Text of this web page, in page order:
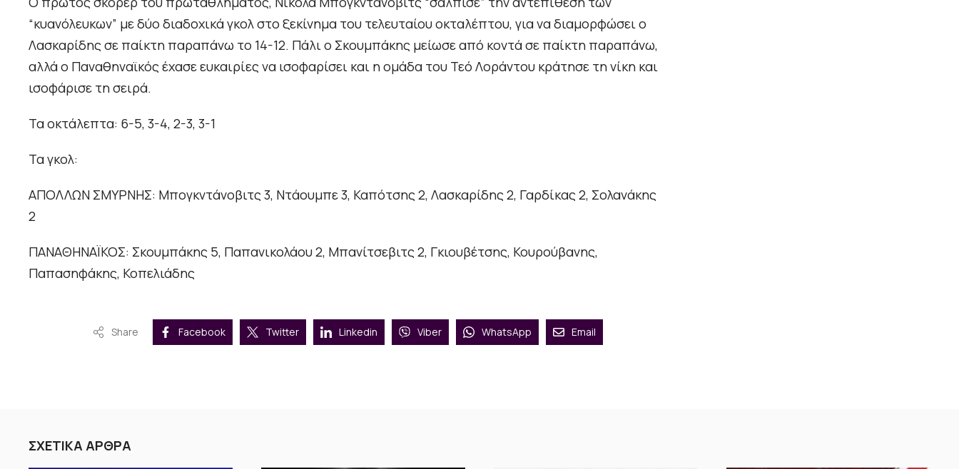
“κυανόλευκων” με δύο διαδοχικά γκολ στο ξεκίνημα του τελευταίου οκταλέπτου, για να διαμορφώσει ο
Λασκαρίδης σε παίκτη παραπάνω το 14-12. Πάλι ο Σκουμπάκης μείωσε από κοντά σε παίκτη παραπάνω,
αλλά ο Παναθηναϊκός έχασε ευκαιρίες να ισοφαρίσει και η ομάδα του Τεό Λοράντου κράτησε τη νίκη και
ισοφάρισε τη σειρά.
Τα οκτάλεπτα: 6-5, 3-4, 2-3, 3-1
Τα γκολ:
ΑΠΟΛΛΩΝ ΣΜΥΡΝΗΣ: Μπογκντάνοβιτς 3, Ντάουμπε 3, Καπότσης 2, Λασκαρίδης 2, Γαρδίκας 2, Σολανάκης
2
ΠΑΝΑΘΗΝΑΪΚΟΣ: Σκουμπάκης 5, Παπανικολάου 2, Μπανίτσεβιτς 2, Γκιουβέτσης, Κουρούβανης,
Παπασηφάκης, Κοπελιάδης
Share Facebook Twitter Linkedin Viber WhatsApp Email
ΣΧΕΤΙΚΑ ΑΡΘΡΑ